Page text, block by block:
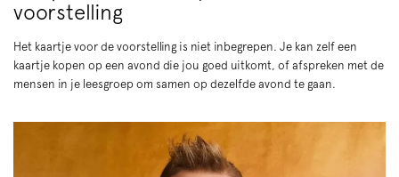
voorstelling
Het kaartje voor de voorstelling is niet inbegrepen. Je kan zelf een
kaartje kopen op een avond die jou goed uitkomt, of afspreken met de
mensen in je leesgroep om samen op dezelfde avond te gaan.